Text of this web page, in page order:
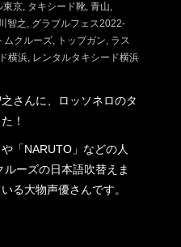
東京 タキシード靴 青山
智之
グラブルフェス2022-
ムクルーズ トップガン ラス
横浜 レンタルタキシード横浜
さんに、ロッソネロのタ
！
「NARUTO」などの人
ーズの日本語吹替えま
る大物声優さんです。